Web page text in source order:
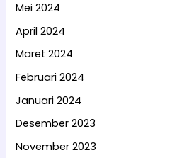
Mei 2024
April 2024
Maret 2024
Februari 2024
Januari 2024
Desember 2023
November 2023